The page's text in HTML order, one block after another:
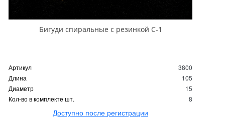
Бигуди спиральные с резинкой С-1
Артикул
3800
Длина
105
Диаметр
15
Кол-во в комплекте шт.
8
Доступно после регистрации